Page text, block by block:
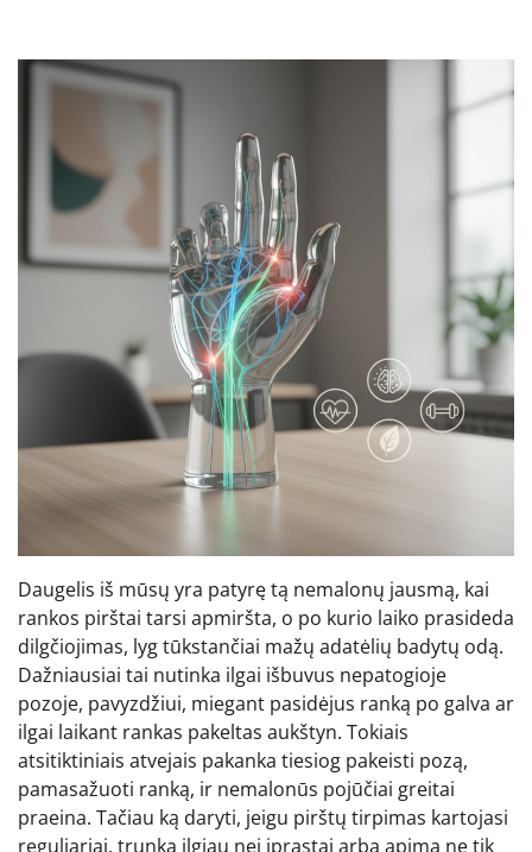
Daugelis iš mūsų yra patyrę tą nemalonų jausmą, kai
rankos pirštai tarsi apmiršta, o po kurio laiko prasideda
dilgčiojimas, lyg tūkstančiai mažų adatėlių badytų odą.
Dažniausiai tai nutinka ilgai išbuvus nepatogioje
pozoje, pavyzdžiui, miegant pasidėjus ranką po galva ar
ilgai laikant rankas pakeltas aukštyn. Tokiais
atsitiktiniais atvejais pakanka tiesiog pakeisti pozą,
pamasažuoti ranką, ir nemalonūs pojūčiai greitai
praeina. Tačiau ką daryti, jeigu pirštų tirpimas kartojasi
reguliariai, trunka ilgiau nei įprastai arba apima ne tik